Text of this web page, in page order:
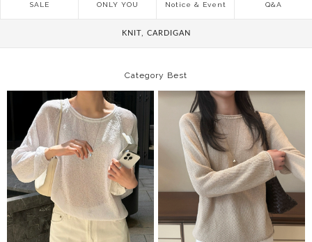
SALE ONLY YOU Notice & Event Q&A
KNIT, CARDIGAN
Category Best